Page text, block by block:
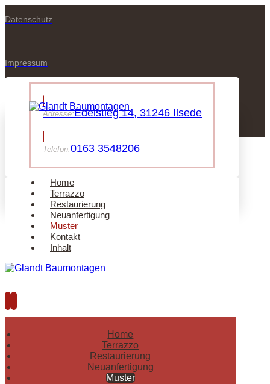
Datenschutz
Impressum
Adresse:Edelstieg 14, 31246 Ilsede
Telefon:0163 3548206
Home
Terrazzo
Restaurierung
Neuanfertigung
Muster
Kontakt
Inhalt
Home
Terrazzo
Restaurierung
Neuanfertigung
Muster